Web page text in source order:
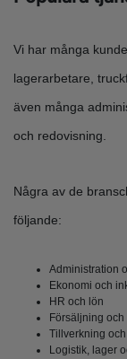
Vi har många
lagerarbetare,
även många
och redovisning.
Några av de
följande:
Administration
Ekonomi och
HR och lön
Försäljning
Tillverkning
Logistik, lager